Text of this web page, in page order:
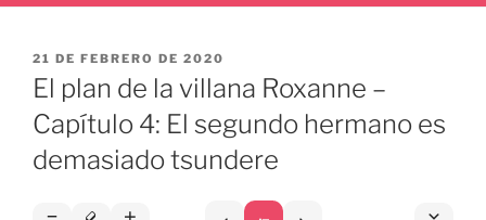
PUBLICADO
EL
21 DE FEBRERO DE 2020
El plan de la villana Roxanne –
Capítulo 4: El segundo hermano es
demasiado tsundere